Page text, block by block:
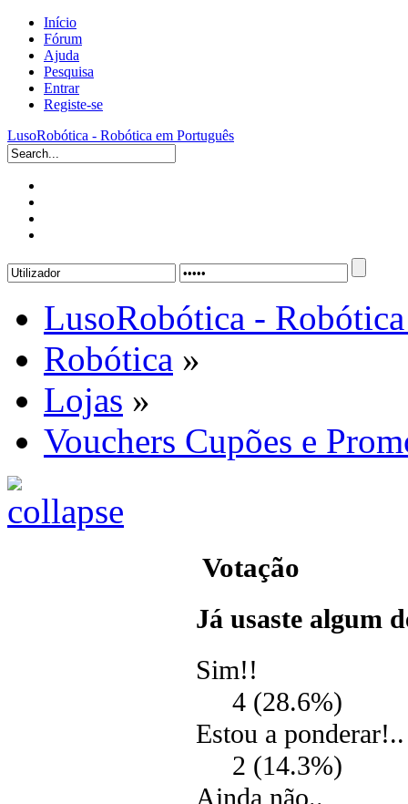
Início
Fórum
Ajuda
Pesquisa
Entrar
Registe-se
LusoRobótica - Robótica em Português
LusoRobótica -
Robótica »
Lojas »
Vouchers Cupões e
Votação
Já usaste algum
Sim!!
4 (28.6%)
Estou a ponderar!..
2 (14.3%)